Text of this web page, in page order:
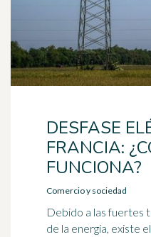
DESFASE
FRANCIA:
FUNCIONA?
Comercio y sociedad
Debido a las fuertes
de la energía, existe